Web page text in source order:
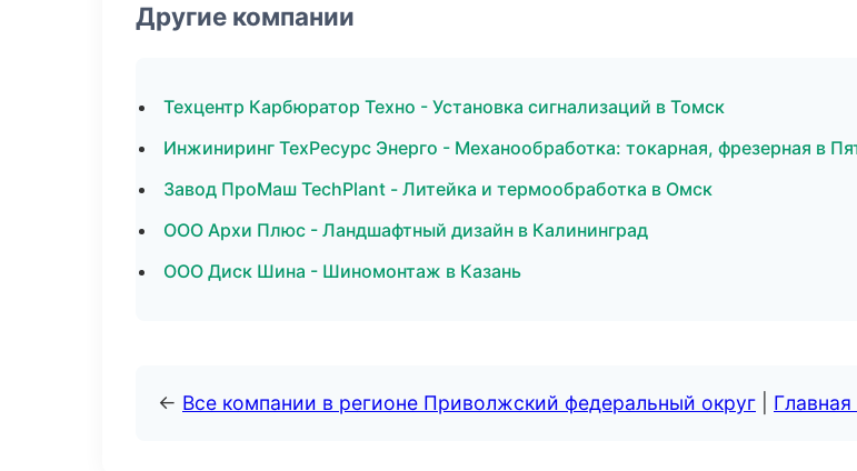
Другие компании
Техцентр Карбюратор Техно - Установка сигнализаций в Томск
Инжиниринг ТехРесурс Энерго - Механообработка: токарная, фрезерная в
Завод ПроМаш TechPlant - Литейка и термообработка в Омск
ООО Архи Плюс - Ландшафтный дизайн в Калининград
ООО Диск Шина - Шиномонтаж в Казань
← Все компании в регионе Приволжский федеральный округ